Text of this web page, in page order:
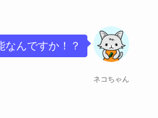
ネコちゃん
なんですか！？